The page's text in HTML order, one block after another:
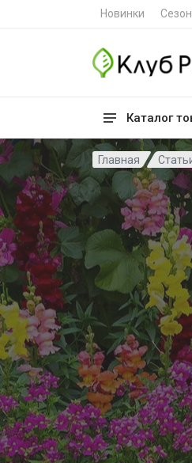
Новинки
Каталог
Главная